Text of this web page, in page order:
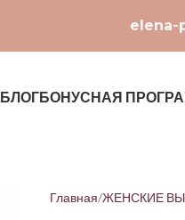
elena-
БЛОГБОНУСНАЯ
Главная ЖЕНСКИЕ